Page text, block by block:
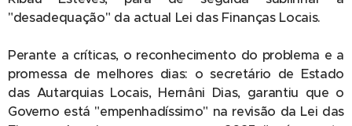
"desadequação" da actual Lei das Finanças Locais.
Perante a críticas, o reconhecimento do problema e a
promessa de melhores dias: o secretário de Estado
das Autarquias Locais, Hernâni Dias, garantiu que o
Governo está "empenhadíssimo" na revisão da Lei das